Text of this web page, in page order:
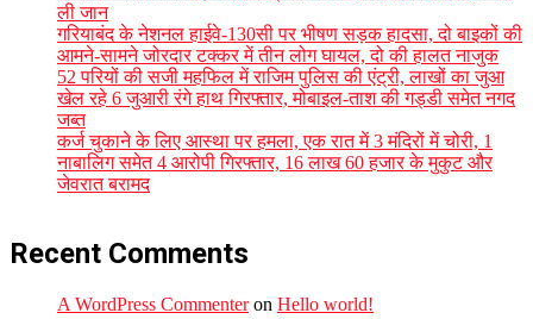
ली जान
गरियाबंद के नेशनल हाईवे-130सी पर भीषण सड़क हादसा, दो बाइकों की
आमने-सामने जोरदार टक्कर में तीन लोग घायल, दो की हालत नाजुक
52 परियों की सजी महफिल में राजिम पुलिस की एंट्री, लाखों का जुआ
खेल रहे 6 जुआरी रंगे हाथ गिरफ्तार, मोबाइल-ताश की गड्डी समेत नगद
जब्त
कर्ज चुकाने के लिए आस्था पर हमला, एक रात में 3 मंदिरों में चोरी, 1
नाबालिग समेत 4 आरोपी गिरफ्तार, 16 लाख 60 हजार के मुकुट और
जेवरात बरामद
Recent Comments
A WordPress Commenteron Hello world!